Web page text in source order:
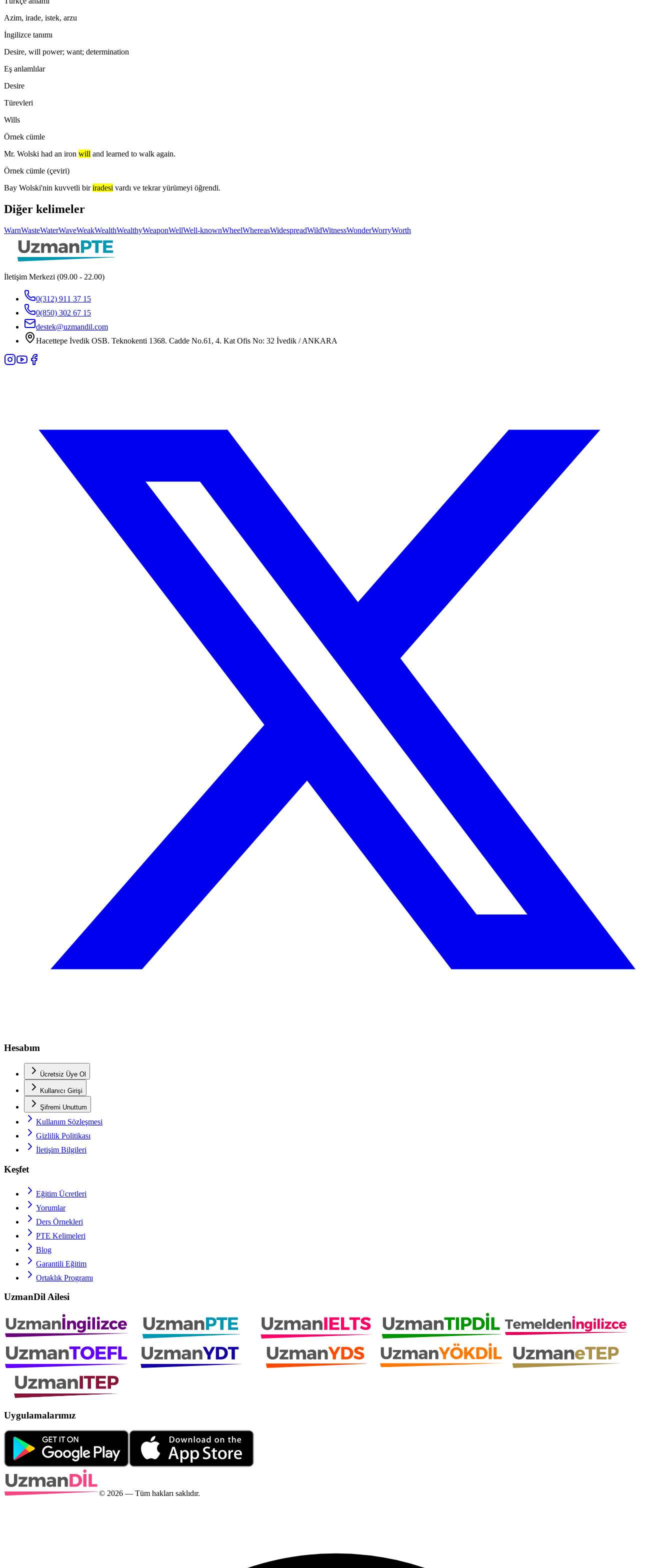
Azim, irade, istek, arzu
İngilizce tanımı
Desire, will power; want; determination
Eş anlamlılar
Desire
Türevleri
Wills
Örnek cümle
Mr. Wolski had an iron will and learned to walk again.
Örnek cümle (çeviri)
Bay Wolski'nin kuvvetli bir iradesi vardı ve tekrar yürümeyi öğrendi.
Diğer kelimeler
WarnWasteWaterWaveWeakWealthWealthyWeaponWellWell-knownWheelWhereasWidespreadWildWitnessWonderWorryWorth
İletişim Merkezi (09.00 - 22.00)
0(312) 911 37 15
0(850) 302 67 15
destek@uzmandil.com
Hacettepe İvedik OSB. Teknokenti 1368. Cadde No.61, 4. Kat Ofis No: 32 İvedik / ANKARA
Hesabım
Ücretsiz Üye Ol
Kullanıcı Girişi
Şifremi Unuttum
Kullanım Sözleşmesi
Gizlilik Politikası
İletişim Bilgileri
Keşfet
Eğitim Ücretleri
Yorumlar
Ders Örnekleri
PTE Kelimeleri
Blog
Garantili Eğitim
Ortaklık Programı
UzmanDil Ailesi
Uygulamalarımız
© 2026 — Tüm hakları saklıdır.